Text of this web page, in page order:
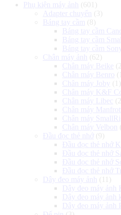
Phụ kiện máy ảnh
(601)
Adapter chuyển
(3)
Báng tay cầm (8)
Báng tay cầm
Báng tay cầm
Báng tay cầm Sony
Chân máy ảnh
(62)
Chân máy Beike
Chân máy Benro
Chân máy Joby (1)
Chân máy K&F
Chân máy Libec
Chân máy
Chân máy
Chân máy Velbon
Đầu đọc thẻ nhớ (9)
Đầu đọc thẻ nhớ
Đầu đọc thẻ nhớ
Đầu đọc thẻ nhớ
Đầu đọc thẻ nhớ
Dây đeo máy ảnh
(11)
Dây đeo máy ảnh
Dây đeo máy ảnh
Dây đeo máy ảnh